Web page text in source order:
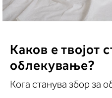
Каков е твојот
облекување?
Кога станува збор за